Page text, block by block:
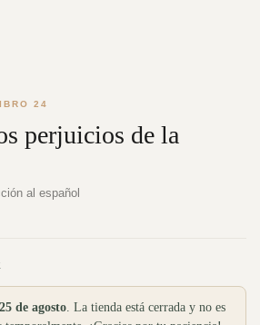
24
perjuicios de la
al español
25 de agosto. La tienda está cerrada y no es